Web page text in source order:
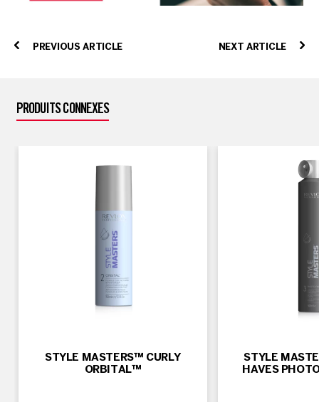
PREVIOUS ARTICLE NEXT ARTICLE
PRODUITS CONNEXES
STYLE MASTERS™ CURLY
ORBITAL™
STYLE
HAVES